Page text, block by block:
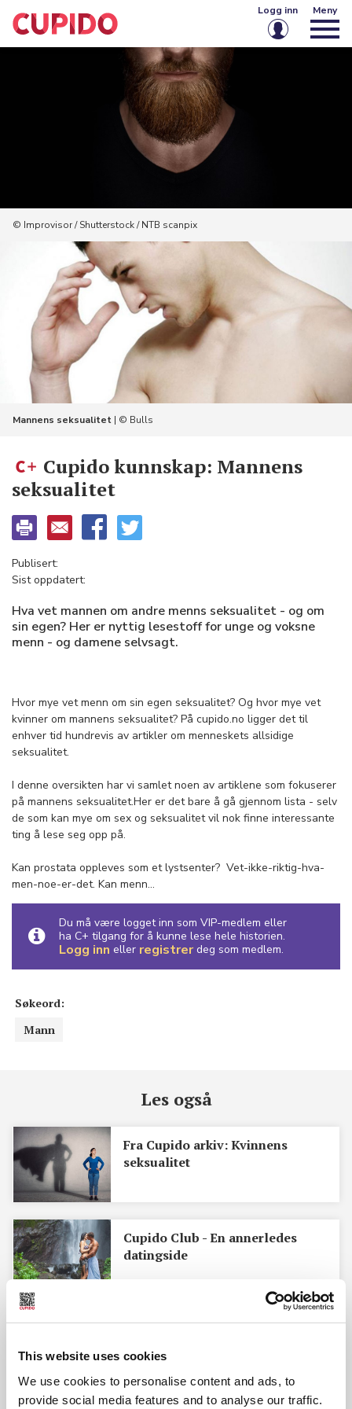
This website uses cookies
We use cookies to personalise content and ads, to
provide social media features and to analyse our traffic.
Logg inn
E-post eller brukernavn
Passord
Husk meg på denne enheten
Glemt passord?
Meny
© Improvisor / Shutterstock / NTB scanpix
Mannens seksualitet | © Bulls
Cupido kunnskap: Mannens
seksualitet
Publisert:
Sist oppdatert:
Hva vet mannen om andre menns seksualitet - og om
sin egen? Her er nyttig lesestoff for unge og voksne
menn - og damene selvsagt.
Hvor mye vet menn om sin egen seksualitet? Og hvor mye vet
kvinner om mannens seksualitet? På cupido.no ligger det til
enhver tid hundrevis av artikler om menneskets allsidige
seksualitet.
I denne oversikten har vi samlet noen av artiklene som fokuserer
på mannens seksualitet.Her er det bare å gå gjennom lista - selv
de som kan mye om sex og seksualitet vil nok finne interessante
ting å lese seg opp på.
Kan prostata oppleves som et lystsenter? Vet-ikke-riktig-hva-
men-noe-er-det. Kan menn...
Du må være logget inn som VIP-medlem eller
ha C+ tilgang for å kunne lese hele historien.
Logg inn eller registrerdeg som medlem.
Søkeord:
Mann
Les også
Fra Cupido arkiv: Kvinnens
seksualitet
Cupido Club - ​En annerledes
datingside
Erotiske bilder "Ukens stillinger"